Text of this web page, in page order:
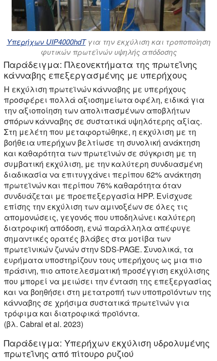
Υπερήχων UIP4000hdTγια την εκχύλιση και τροποποίηση
φυτικών πρωτεϊνών υψηλής απόδοσης
Παράδειγμα: Πλεονεκτήματα της πρωτεΐνης
κάνναβης επεξεργασμένης με υπερήχους
Η εκχύλιση πρωτεϊνών κάνναβης με υπερήχους
προσφέρει πολλά αξιοσημείωτα οφέλη, ειδικά για
την αξιοποίηση των απολιπασμένων αποβλήτων
σπόρων κάνναβης σε συστατικά υψηλότερης αξίας.
Στη μελέτη που μεταφορτώθηκε, η εκχύλιση με τη
βοήθεια υπερήχων βελτίωσε τη συνολική ανάκτηση
και καθαρότητα των πρωτεϊνών σε σύγκριση με τη
συμβατική εκχύλιση, με την καλύτερη συνδυασμένη
διαδικασία να επιτυγχάνει περίπου 62% ανάκτηση
πρωτεϊνών και περίπου 76% καθαρότητα όταν
συνδυάζεται με προεπεξεργασία HPP. Ενίσχυσε
επίσης την εκχύλιση των αμινοξέων σε όλες τις
απομονώσεις, γεγονός που υποδηλώνει καλύτερη
διατροφική απόδοση, ενώ παράλληλα απέφυγε
σημαντικές ορατές βλάβες στα μοτίβα των
πρωτεϊνικών ζωνών στην SDS-PAGE. Συνολικά, τα
ευρήματα υποστηρίζουν τους υπερήχους ως μια πιο
πράσινη, πιο αποτελεσματική προσέγγιση εκχύλισης
που μπορεί να μειώσει την ένταση της επεξεργασίας
και να βοηθήσει στη μετατροπή των υποπροϊόντων της
κάνναβης σε χρήσιμα συστατικά πρωτεϊνών για
τρόφιμα και διατροφικά προϊόντα.
(βλ. Cabral et al. 2023)
Παράδειγμα: Υπερήχων εκχύλιση υδρολυμένης
πρωτεΐνης από πίτουρο ρυζιού